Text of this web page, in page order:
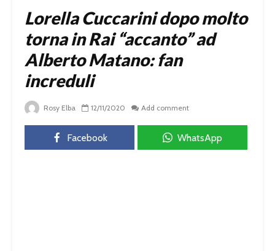
Lorella Cuccarini dopo molto
torna in Rai “accanto” ad
Alberto Matano: fan
increduli
Rosy Elba 12/11/2020 Add comment
Facebook WhatsApp